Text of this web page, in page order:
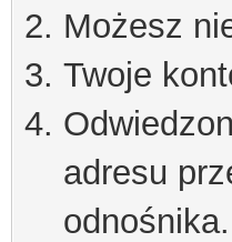
Możesz
Twoje
adresu
odnośnika.